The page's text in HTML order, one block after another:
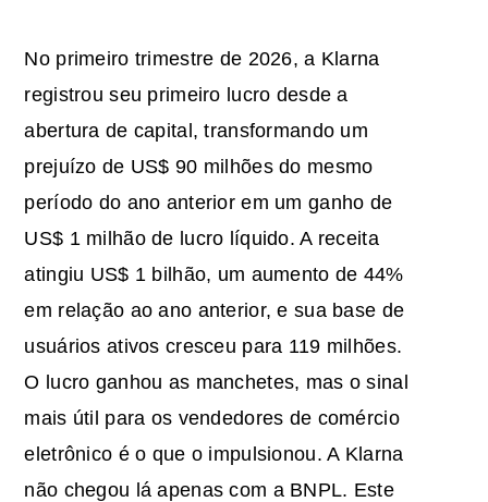
No primeiro trimestre de 2026, a Klarna
registrou seu primeiro lucro desde a
abertura de capital, transformando um
prejuízo de US$ 90 milhões do mesmo
período do ano anterior em um ganho de
US$ 1 milhão de lucro líquido. A receita
atingiu US$ 1 bilhão, um aumento de 44%
em relação ao ano anterior, e sua base de
usuários ativos cresceu para 119 milhões.
O lucro ganhou as manchetes, mas o sinal
mais útil para os vendedores de comércio
eletrônico é o que o impulsionou. A Klarna
não chegou lá apenas com a BNPL. Este